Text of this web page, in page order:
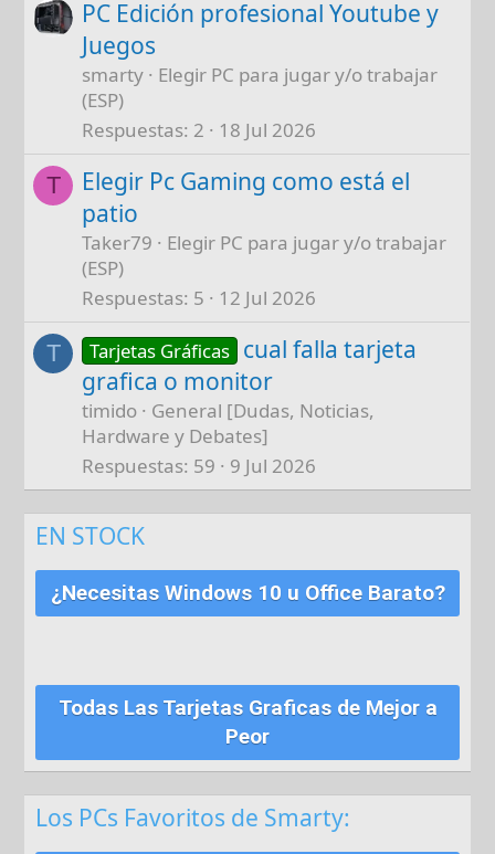
PC Edición profesional Youtube y
Juegos
smarty
Elegir PC para jugar y/o trabajar
(ESP)
Respuestas 2 18 Jul 2026
T
Elegir Pc Gaming como está el
patio
Taker79
Elegir PC para jugar y/o trabajar
(ESP)
Respuestas 5 12 Jul 2026
T Tarjetas Gráficas cual falla tarjeta
grafica o monitor
timido
General [Dudas, Noticias,
Hardware y Debates]
Respuestas 59 9 Jul 2026
EN STOCK
¿Necesitas Windows 10 u Office Barato?
Todas Las Tarjetas Graficas de Mejor a
Peor
Los PCs Favoritos de Smarty: